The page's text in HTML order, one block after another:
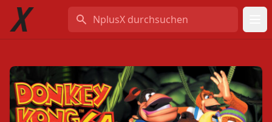
NplusX durchsuchen